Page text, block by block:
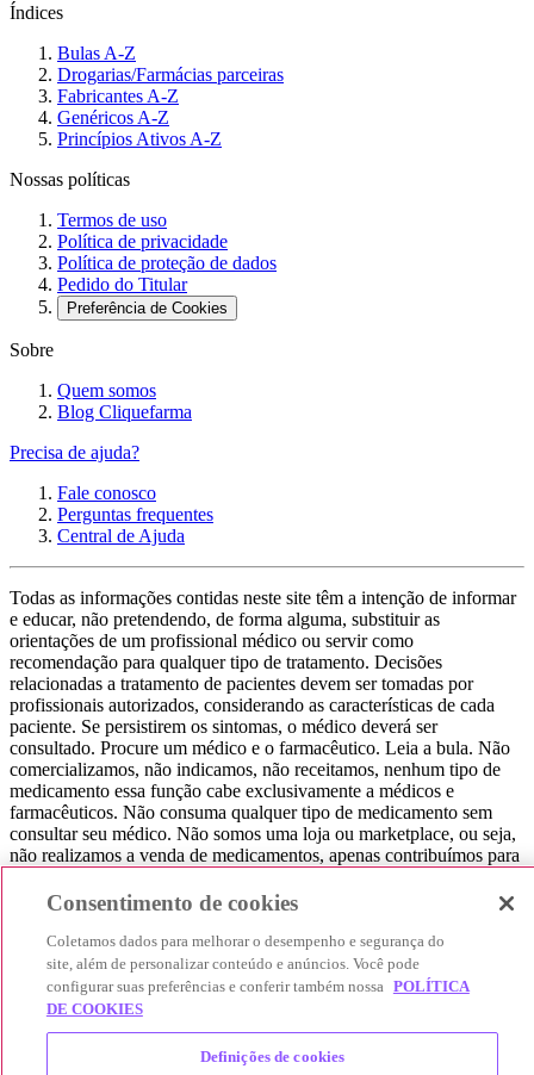
Índices
Bulas A-Z
Drogarias/Farmácias parceiras
Fabricantes A-Z
Genéricos A-Z
Princípios Ativos A-Z
Nossas políticas
Termos de uso
Política de privacidade
Política de proteção de dados
Pedido do Titular
Preferência de Cookies
Sobre
Quem somos
Blog Cliquefarma
Precisa de ajuda?
Fale conosco
Perguntas frequentes
Central de Ajuda
Todas as informações contidas neste site têm a intenção de informar
e educar, não pretendendo, de forma alguma, substituir as
orientações de um profissional médico ou servir como
recomendação para qualquer tipo de tratamento. Decisões
relacionadas a tratamento de pacientes devem ser tomadas por
profissionais autorizados, considerando as características de cada
paciente. Se persistirem os sintomas, o médico deverá ser
consultado. Procure um médico e o farmacêutico. Leia a bula. Não
comercializamos, não indicamos, não receitamos, nenhum tipo de
medicamento essa função cabe exclusivamente a médicos e
farmacêuticos. Não consuma qualquer tipo de medicamento sem
consultar seu médico. Não somos uma loja ou marketplace, ou seja,
não realizamos a venda de medicamentos, apenas contribuímos para
produtos farmacêuticos. Contribuímos e damos auxílio para que sua
acontece nos sites das nossas lojas parceiras.
© 2025 Afya Participações S.A. - todos os direitos reservados.
Alameda Lorena, 269 - Jardim Paulista - São Paulo / SP - CEP.:
Consentimento de cookies
Coletamos dados para melhorar o desempenho e segurança do
site, além de personalizar conteúdo e anúncios. Você pode
configurar suas preferências e conferir também nossa POLÍTICA
DE COOKIES
Definições de cookies